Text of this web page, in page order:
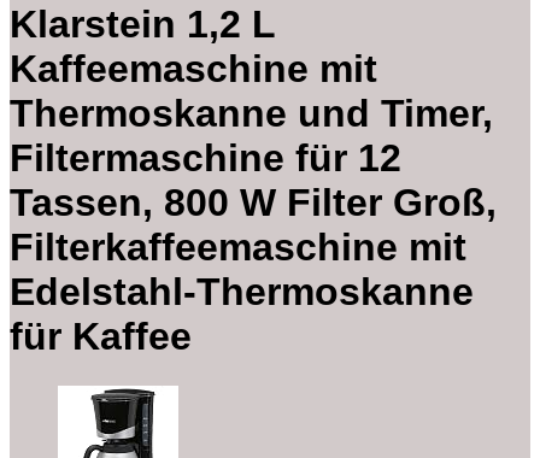
Klarstein 1,2 L
Kaffeemaschine mit
Thermoskanne und Timer,
Filtermaschine für 12
Tassen, 800 W Filter Groß,
Filterkaffeemaschine mit
Edelstahl-Thermoskanne
für Kaffee